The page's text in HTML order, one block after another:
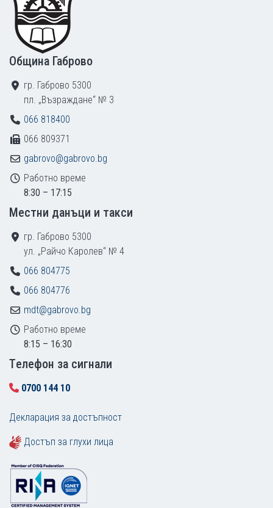
Община Габрово
гр. Габрово 5300
пл. „Възраждане“ № 3
066 818400
066 809371
gabrovo@gabrovo.bg
Работно време
8:30 – 17:15
Местни данъци и такси
гр. Габрово 5300
ул. „Райчо Каролев“ № 4
066 804775
066 804776
mdt@gabrovo.bg
Работно време
8:15 – 16:30
Tелефон за сигнали
0700 144 10
Декларация за достъпност
Достъп за глухи лица